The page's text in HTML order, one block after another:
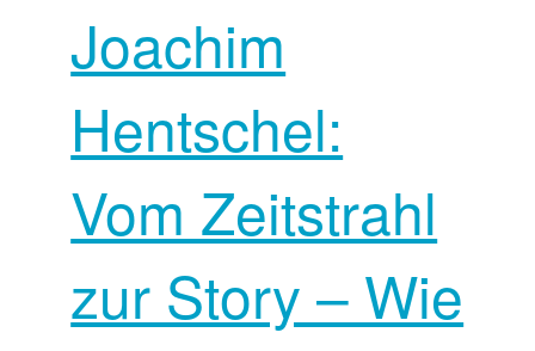
Joachim
Hentschel:
Vom Zeitstrahl
zur Story – Wie